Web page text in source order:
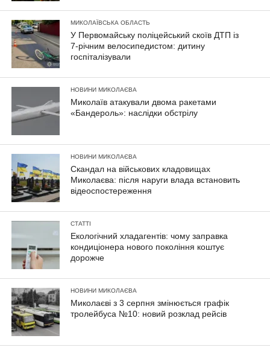
МИКОЛАЇВСЬКА ОБЛАСТЬ
У Первомайську поліцейський скоїв ДТП із
7-річним велосипедистом: дитину
госпіталізували
НОВИНИ МИКОЛАЄВА
Миколаїв атакували двома ракетами
«Бандероль»: наслідки обстрілу
НОВИНИ МИКОЛАЄВА
Скандал на військових кладовищах
Миколаєва: після наруги влада встановить
відеоспостереження
СТАТТІ
Екологічний хладагентів: чому заправка
кондиціонера нового покоління коштує
дорожче
НОВИНИ МИКОЛАЄВА
Миколаєві з 3 серпня змінюється графік
тролейбуса №10: новий розклад рейсів